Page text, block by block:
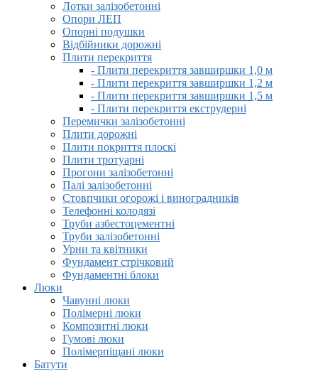
Лотки залізобетонні
Опори ЛЕП
Опорні подушки
Відбійники дорожні
Плити перекриття
- Плити перекриття завширшки 1,0 м
- Плити перекриття завширшки 1,2 м
- Плити перекриття завширшки 1,5 м
- Плити перекриття екструдерні
Перемички залізобетонні
Плити дорожні
Плити покриття плоскі
Плити тротуарні
Прогони залізобетонні
Палі залізобетонні
Стовпчики огорожі і виноградників
Телефонні колодязі
Труби азбестоцементні
Труби залізобетонні
Урни та квітники
Фундамент стрічковий
Фундаментні блоки
Люки
Чавунні люки
Полімерні люки
Композитні люки
Гумові люки
Полімерпіщані люки
Батути